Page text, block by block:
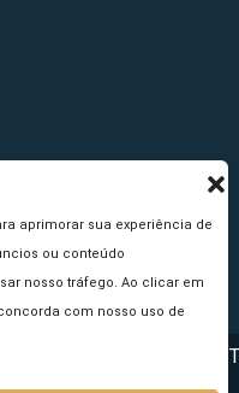
aprimorar sua experiência de
ou conteúdo
nosso tráfego. Ao clicar em
com nosso uso de
2026 - Portal da Reforma